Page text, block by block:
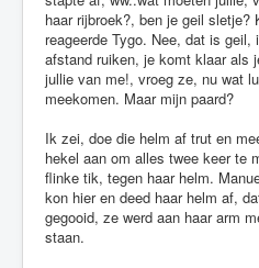
haar rijbroek?, ben je geil sletje?
reageerde Tygo. Nee, dat is
afstand ruiken, je komt klaar als
jullie van me!, vroeg ze, nu wat
meekomen. Maar mijn paard?
Ik zei, doe die helm af trut en
hekel aan om alles twee keer te
flinke tik, tegen haar helm.
kon hier en deed haar helm af,
gegooid, ze werd aan haar arm
staan.